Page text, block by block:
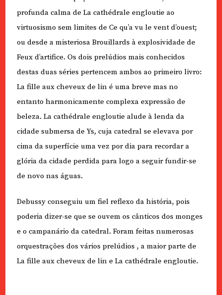
profunda calma de La cathédrale engloutie ao
virtuosismo sem limites de Ce qu’a vu le vent d’ouest;
ou desde a misteriosa Brouillards à explosividade de
Feux d’artifice. Os dois prelúdios mais conhecidos
destas duas séries pertencem ambos ao primeiro livro:
La fille aux cheveux de lin é uma breve mas no
entanto harmonicamente complexa expressão de
beleza. La cathédrale engloutie alude à lenda da
cidade submersa de Ys, cuja catedral se elevava por
cima da superfície uma vez por dia para recordar a
glória da cidade perdida para logo a seguir fundir-se
de novo nas águas.
Debussy conseguiu um fiel reflexo da história, pois
poderia dizer-se que se ouvem os cânticos dos monges
e o campanário da catedral. Foram feitas numerosas
orquestrações dos vários prelúdios , a maior parte de
La fille aux cheveux de lin e La cathédrale engloutie.